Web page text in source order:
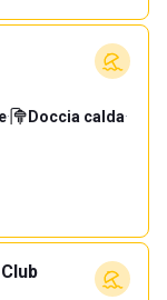
· Doccia calda·